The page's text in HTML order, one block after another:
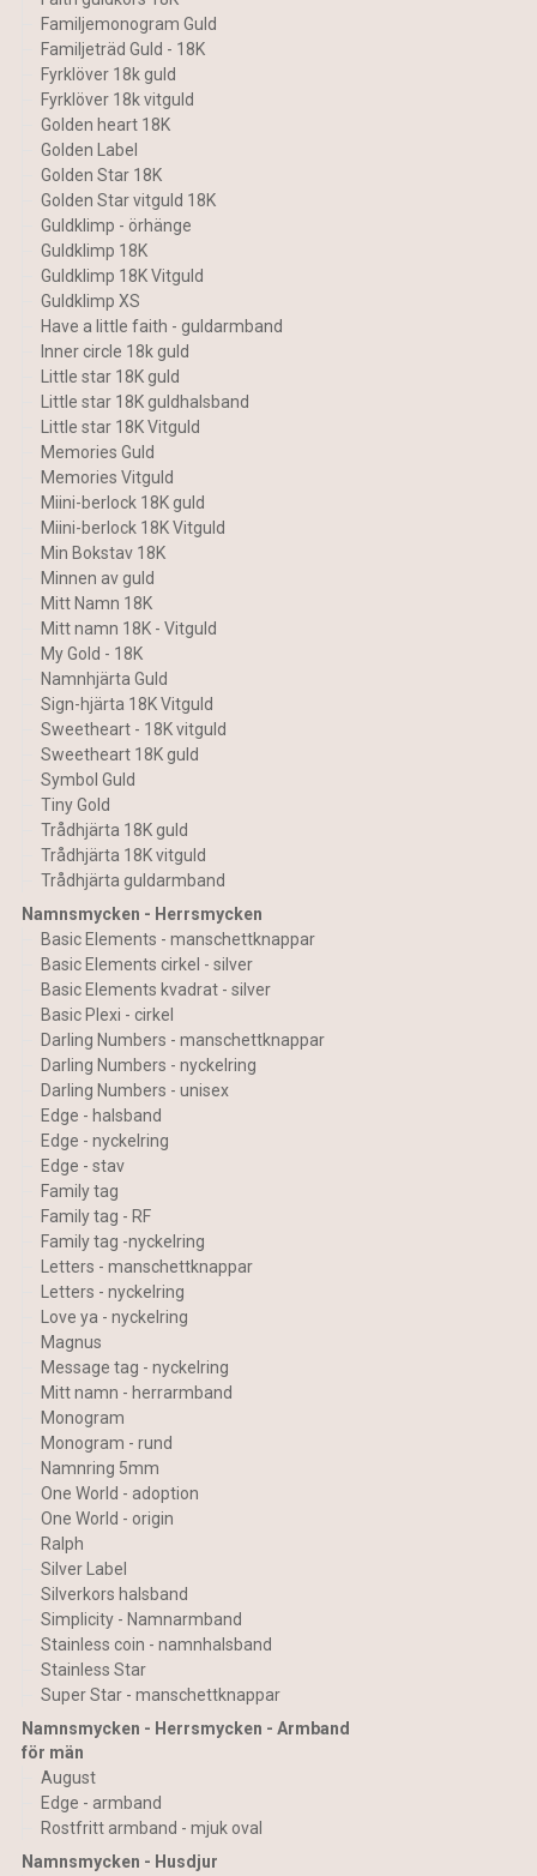
Familjemonogram Guld
Familjeträd Guld - 18K
Fyrklöver 18k guld
Fyrklöver 18k vitguld
Golden heart 18K
Golden Label
Golden Star 18K
Golden Star vitguld 18K
Guldklimp - örhänge
Guldklimp 18K
Guldklimp 18K Vitguld
Guldklimp XS
Have a little faith - guldarmband
Inner circle 18k guld
Little star 18K guld
Little star 18K guldhalsband
Little star 18K Vitguld
Memories Guld
Memories Vitguld
Miini-berlock 18K guld
Miini-berlock 18K Vitguld
Min Bokstav 18K
Minnen av guld
Mitt Namn 18K
Mitt namn 18K - Vitguld
My Gold - 18K
Namnhjärta Guld
Sign-hjärta 18K Vitguld
Sweetheart - 18K vitguld
Sweetheart 18K guld
Symbol Guld
Tiny Gold
Trådhjärta 18K guld
Trådhjärta 18K vitguld
Trådhjärta guldarmband
Namnsmycken - Herrsmycken
Basic Elements - manschettknappar
Basic Elements cirkel - silver
Basic Elements kvadrat - silver
Basic Plexi - cirkel
Darling Numbers - manschettknappar
Darling Numbers - nyckelring
Darling Numbers - unisex
Edge - halsband
Edge - nyckelring
Edge - stav
Family tag
Family tag - RF
Family tag -nyckelring
Letters - manschettknappar
Letters - nyckelring
Love ya - nyckelring
Magnus
Message tag - nyckelring
Mitt namn - herrarmband
Monogram
Monogram - rund
Namnring 5mm
One World - adoption
One World - origin
Ralph
Silver Label
Silverkors halsband
Simplicity - Namnarmband
Stainless coin - namnhalsband
Stainless Star
Super Star - manschettknappar
Namnsmycken - Herrsmycken - Armband
för män
August
Edge - armband
Rostfritt armband - mjuk oval
Namnsmycken - Husdjur